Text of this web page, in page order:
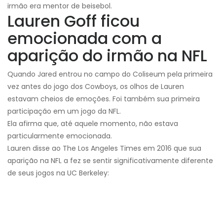
irmão era mentor de beisebol.
Lauren Goff ficou
emocionada com a
aparição do irmão na NFL
Quando Jared entrou no campo do Coliseum pela primeira
vez antes do jogo dos Cowboys, os olhos de Lauren
estavam cheios de emoções. Foi também sua primeira
participação em um jogo da NFL.
Ela afirma que, até aquele momento, não estava
particularmente emocionada.
Lauren disse ao The Los Angeles Times em 2016 que sua
aparição na NFL a fez se sentir significativamente diferente
de seus jogos na UC Berkeley: